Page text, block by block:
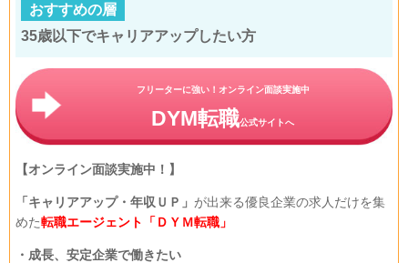
おすすめの層
35歳以下でキャリアアップしたい方
フリーターに強い！オンライン面談実施中
DYM転職公式サイトへ
【オンライン面談実施中！】
「キャリアアップ・年収ＵＰ」 が出来る優良企業の求人だけを集
めた転職エージェント「ＤＹＭ転職」
・成長、安定企業で働きたい